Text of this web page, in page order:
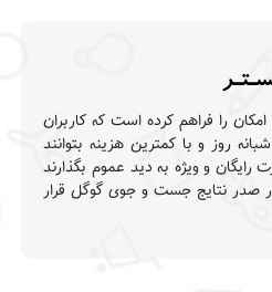
را فراهم کرده است که کاربران
ساعت از شبانه روز و با کمترین هزینه بتوانند
و ویژه به دید عموم بگذارند
صدر نتایج جست و جوی گوگل قرار